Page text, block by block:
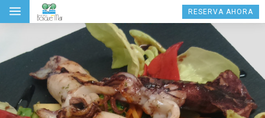
a RESERVA AHORA